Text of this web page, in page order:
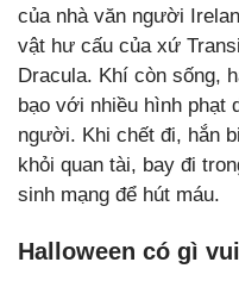
của nhà văn người
vật hư cấu của xứ
Dracula. Khí còn sống,
bạo với nhiều hình phạt
người. Khi chết đi, hắn
khỏi quan tài, bay đi
sinh mạng để hút máu.
Halloween có gì